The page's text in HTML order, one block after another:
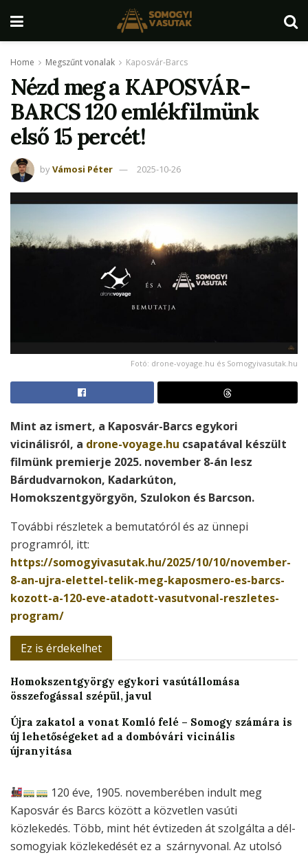
Home Megszűnt vonalak Kaposvár-Barcs
Nézd meg a KAPOSVÁR-
BARCS 120 emlékfilmünk
első 15 percét!
byVámosi Péter 2025-10-26
Fotó: drone-voyage.hu és Somogyivasutak.hu
Mint az ismert, a Kaposvár-Barcs egykori
vicinálisról, a drone-voyage.hu csapatával készült
filmünk premierje 2025. november 8-án lesz
Bárdudvarnokon, Kadarkúton,
Homokszentgyörgyön, Szulokon és Barcson.
További részletek a bemutatóról és az ünnepi
programról, itt:
https://somogyivasutak.hu/2025/10/10/november-
8-an-ujra-elettel-telik-meg-kaposmero-es-barcs-
kozott-a-120-eve-atadott-vasutvonal-reszletes-
program/
Ez is érdekelhet
Homokszentgyörgy egykori vasútállomása
összefogással szépül, javul
Újra zakatol a vonat Komló felé – Somogy számára is
új lehetőségeket ad a dombóvári vicinális
újranyitása
120 éve, 1905. novemberében indult meg
Kaposvár és Barcs között a közvetlen vasúti
közlekedés. Több, mint hét évtizeden át szolgálta a dél-
somogyiak közlekedését ez a szárnyvonal. Az utolsó